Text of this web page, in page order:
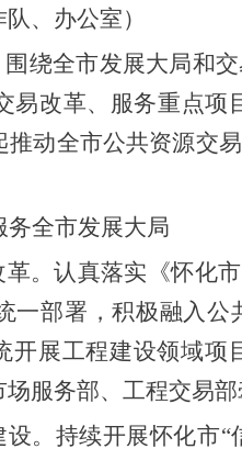
、办公室）
绕全市发展大局和
易改革、服务重点
动全市公共资源交
全市发展大局
。认真落实《怀化
一部署，积极融入公
开展工程建设领域项
场服务部、工程交易部
设。持续开展怀化市“